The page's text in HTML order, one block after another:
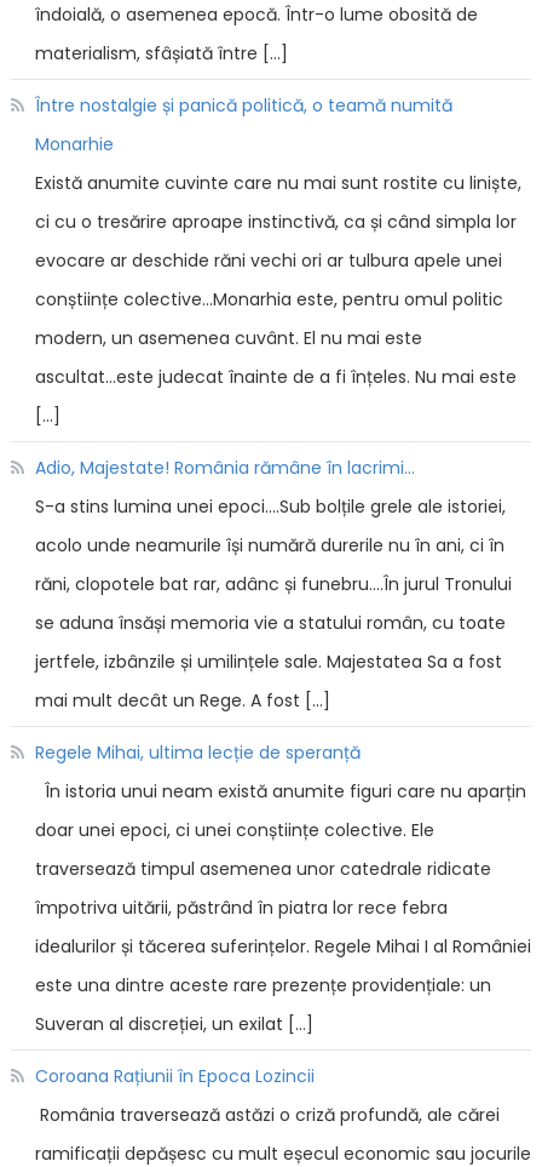
îndoială, o asemenea epocă. Într-o lume obosită de
materialism, sfâșiată între […]
Între nostalgie și panică politică, o teamă numită
Monarhie
Există anumite cuvinte care nu mai sunt rostite cu liniște,
ci cu o tresărire aproape instinctivă, ca și când simpla lor
evocare ar deschide răni vechi ori ar tulbura apele unei
conștiințe colective...Monarhia este, pentru omul politic
modern, un asemenea cuvânt. El nu mai este
ascultat...este judecat înainte de a fi înțeles. Nu mai este
[…]
Adio, Majestate! România rămâne în lacrimi...
S-a stins lumina unei epoci....Sub bolțile grele ale istoriei,
acolo unde neamurile își numără durerile nu în ani, ci în
răni, clopotele bat rar, adânc și funebru....În jurul Tronului
se aduna însăși memoria vie a statului român, cu toate
jertfele, izbânzile și umilințele sale. Majestatea Sa a fost
mai mult decât un Rege. A fost […]
Regele Mihai, ultima lecție de speranță
În istoria unui neam există anumite figuri care nu aparțin
doar unei epoci, ci unei conștiințe colective. Ele
traversează timpul asemenea unor catedrale ridicate
împotriva uitării, păstrând în piatra lor rece febra
idealurilor și tăcerea suferințelor. Regele Mihai I al României
este una dintre aceste rare prezențe providențiale: un
Suveran al discreției, un exilat […]
Coroana Rațiunii în Epoca Lozincii
România traversează astăzi o criză profundă, ale cărei
ramificații depășesc cu mult eșecul economic sau jocurile